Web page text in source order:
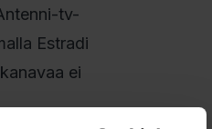
tv-
Estradi
ei